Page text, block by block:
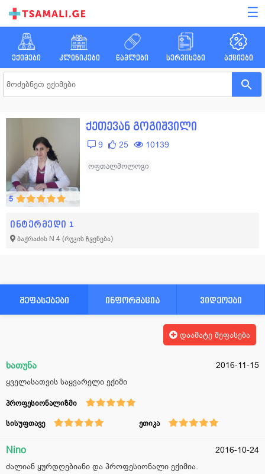
☰
ექიმები კლინიკები წამლები სერვისები აქციები
5
ქეთევან გოგიშვილი
9 25 10139
ოფთალმოლოგი
ინტერმედი 1
ბაქრაძის N 4 (რუკის ჩვენება)
შეფასებები ინფორმაცია ვიდეოები
დაამატე შეფასება
ხათუნა
2016-11-15
ყველასათვის საყვარელი ექიმი
პროფესიონალიზმი
სისუფთავე ეთიკა
Nino
2016-10-24
ძალიან ყურდღებიანი და პროფესიონალი ექიმია.